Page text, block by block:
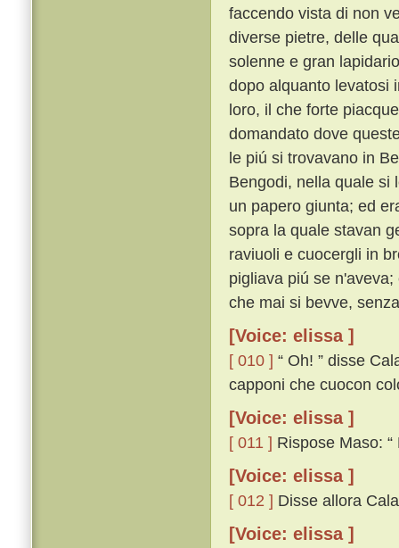
faccendo vista di non
diverse pietre, delle
solenne e gran
dopo alquanto levatosi
loro, il che forte
domandato dove
le piú si trovavano in
Bengodi, nella quale si
un papero giunta; ed
sopra la quale stavan
raviuoli e cuocergli in
pigliava piú se
che mai si bevve,
[Voice: elissa ]
[ 010 ] “ Oh! ” disse
capponi che cuocon
[Voice: elissa ]
[ 011 ] Rispose Maso:
[Voice: elissa ]
[ 012 ] Disse allora
[Voice: elissa ]